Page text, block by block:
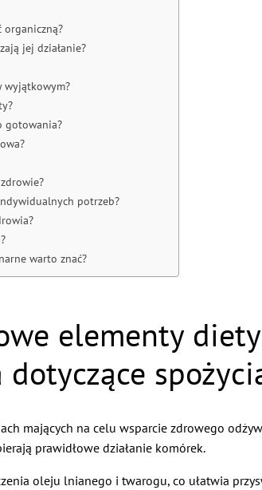
jej działanie?
wyjątkowym?
gotowania?
potrzeb?
warto znać?
elementy
mających na celu wsparcie zdrowego
prawidłowe działanie komórek.
oleju lnianego i twarogu, co ułatwia